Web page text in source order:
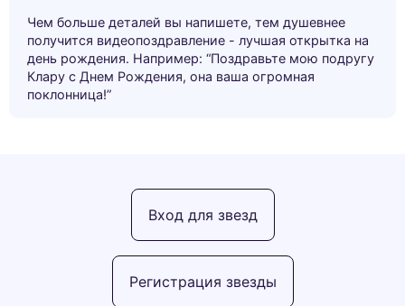
Чем больше деталей вы напишете, тем душевнее
получится видеопоздравление - лучшая открытка на
день рождения. Например: “Поздравьте мою подругу
Клару с Днем Рождения, она ваша огромная
поклонница!”
Регистрация звезды
Вход для звезд